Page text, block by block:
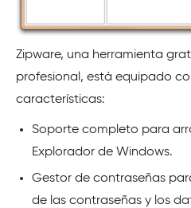
Zipware, una herramienta
profesional, está equipado
características:
Soporte completo para
Explorador de Windows.
Gestor de contraseñas
de las contraseñas y los